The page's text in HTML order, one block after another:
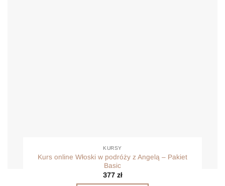
KURSY
Kurs online Włoski w podróży z Angelą – Pakiet
Basic
377 zł